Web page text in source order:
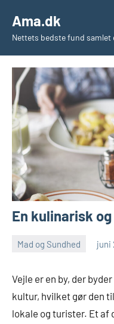
indhold
Ama.dk
Nettets bedste fund samlet
En kulinarisk
Mad og Sundhed juni
Vejle er en by, der
kultur, hvilket gør den
lokale og turister. Et af